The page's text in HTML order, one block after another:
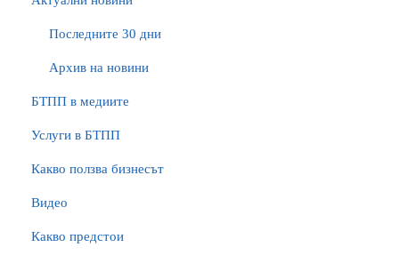
Последните 30 дни
Архив на новини
БTПП в медиите
Услуги в БТПП
Какво ползва бизнесът
Видео
Какво предстои